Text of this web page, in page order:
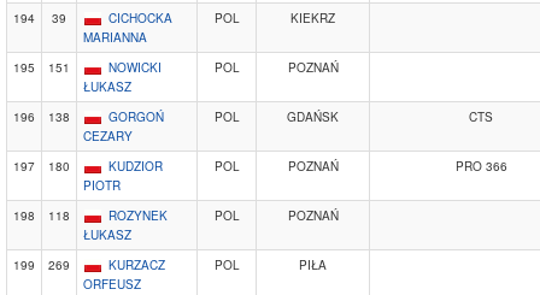
194 39
CICHOCKA
MARIANNA
POL KIEKRZ
195 151
NOWICKI
ŁUKASZ
POL POZNAŃ
196 138
GORGOŃ
CEZARY
POL GDAŃSK CTS
197 180
KUDZIOR
PIOTR
POL POZNAŃ PRO 366
198 118
ROZYNEK
ŁUKASZ
POL POZNAŃ
199 269
KURZACZ
ORFEUSZ
POL PIŁA